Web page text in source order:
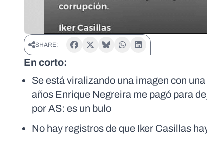
SHARE:
En corto:
Se está viralizando una imagen con
años Enrique Negreira me pagó para
por AS: es un bulo
No hay registros de que Iker Casillas